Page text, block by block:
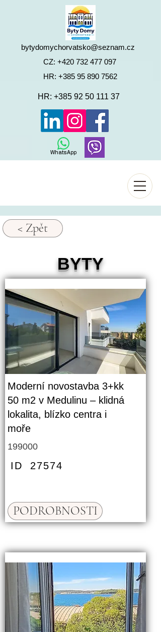
HR: +385 95 890 7562
CZ: +420 732 477 097
WhatsApp
bytydomychorvatsko@seznam.cz
HR: +385 92 50 111 37
< Zpět
BYTY
Moderní novostavba 3+kk
50 m2 v Medulinu – klidná
lokalita, blízko centra i
moře
199000
ID 27574
PODROBNOSTI